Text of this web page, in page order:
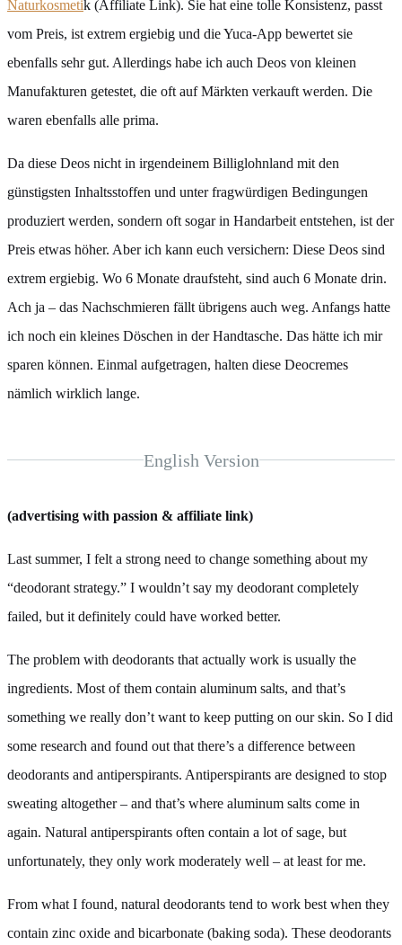
Naturkosmetik (Affiliate Link). Sie hat eine tolle Konsistenz, passt
vom Preis, ist extrem ergiebig und die Yuca-App bewertet sie
ebenfalls sehr gut. Allerdings habe ich auch Deos von kleinen
Manufakturen getestet, die oft auf Märkten verkauft werden. Die
waren ebenfalls alle prima.
Da diese Deos nicht in irgendeinem Billiglohnland mit den
günstigsten Inhaltsstoffen und unter fragwürdigen Bedingungen
produziert werden, sondern oft sogar in Handarbeit entstehen, ist der
Preis etwas höher. Aber ich kann euch versichern: Diese Deos sind
extrem ergiebig. Wo 6 Monate draufsteht, sind auch 6 Monate drin.
Ach ja – das Nachschmieren fällt übrigens auch weg. Anfangs hatte
ich noch ein kleines Döschen in der Handtasche. Das hätte ich mir
sparen können. Einmal aufgetragen, halten diese Deocremes
nämlich wirklich lange.
English Version
(advertising with passion & affiliate link)
Last summer, I felt a strong need to change something about my
“deodorant strategy.” I wouldn’t say my deodorant completely
failed, but it definitely could have worked better.
The problem with deodorants that actually work is usually the
ingredients. Most of them contain aluminum salts, and that’s
something we really don’t want to keep putting on our skin. So I did
some research and found out that there’s a difference between
deodorants and antiperspirants. Antiperspirants are designed to stop
sweating altogether – and that’s where aluminum salts come in
again. Natural antiperspirants often contain a lot of sage, but
unfortunately, they only work moderately well – at least for me.
From what I found, natural deodorants tend to work best when they
contain zinc oxide and bicarbonate (baking soda). These deodorants